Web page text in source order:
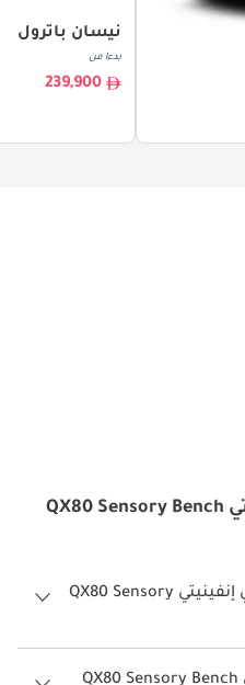
نيسان باترول
بدءا من
239,900
الأسئلة المتكررة عن إنفينيتي QX80 Sensory Bench
ما هو معدل استهلاك الوقود في إنفينيتي QX80 Sensory
الشركة المصنعة لسيارة إنفينيتي
ما هي سعة المقاعد في إنفينيتي QX80 Sensory Bench